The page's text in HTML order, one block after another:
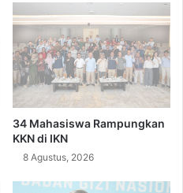
34 Mahasiswa Rampungkan
KKN di IKN
8 Agustus, 2026